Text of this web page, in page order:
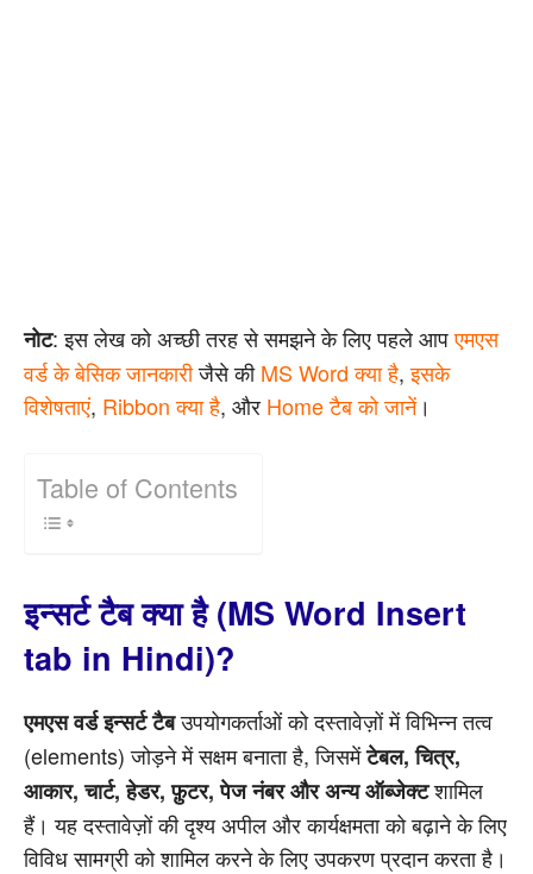
नोट: इस लेख को अच्छी तरह से समझने के लिए पहले आपएमएस
वर्ड के बेसिक जानकारीजैसे कीMS Word क्या है,इसके
विशेषताएं, Ribbon क्या है, और Home टैब को जानें।
Table of Contents
इन्सर्ट टैब क्या है (MS Word Insert
tab in Hindi)?
एमएस वर्ड इन्सर्ट टैबउपयोगकर्ताओं को दस्तावेज़ों में विभिन्न तत्व
(elements) जोड़ने में सक्षम बनाता है, जिसमेंटेबल, चित्र,
आकार, चार्ट, हेडर, फ़ुटर, पेज नंबर और अन्य ऑब्जेक्टशामिल
हैं। यह दस्तावेज़ों की दृश्य अपील और कार्यक्षमता को बढ़ाने के लिए
विविध सामग्री को शामिल करने के लिए उपकरण प्रदान करता है।